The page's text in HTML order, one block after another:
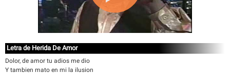
Letra de Herida De Amor
Dolor, de amor tu adios me dio
Y tambien mato en mi la ilusion